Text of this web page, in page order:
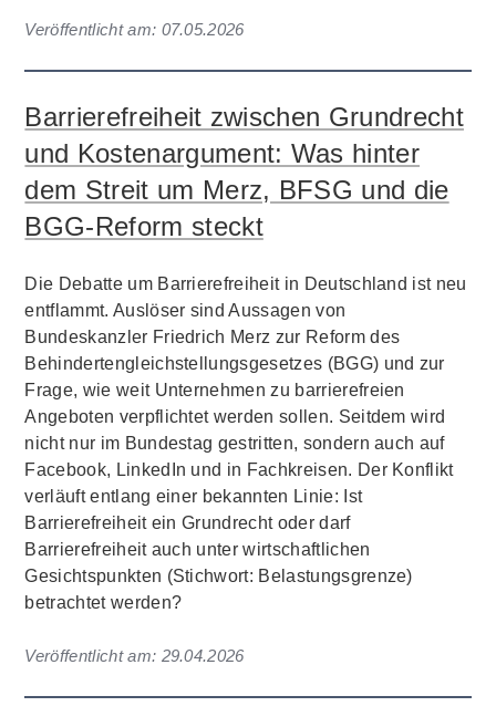
Veröffentlicht am: 07.05.2026
Barrierefreiheit zwischen Grundrecht
und Kostenargument: Was hinter
dem Streit um Merz, BFSG und die
BGG-Reform steckt
Die Debatte um Barrierefreiheit in Deutschland ist neu
entflammt. Auslöser sind Aussagen von
Bundeskanzler Friedrich Merz zur Reform des
Behindertengleichstellungsgesetzes (BGG) und zur
Frage, wie weit Unternehmen zu barrierefreien
Angeboten verpflichtet werden sollen. Seitdem wird
nicht nur im Bundestag gestritten, sondern auch auf
Facebook, LinkedIn und in Fachkreisen. Der Konflikt
verläuft entlang einer bekannten Linie: Ist
Barrierefreiheit ein Grundrecht oder darf
Barrierefreiheit auch unter wirtschaftlichen
Gesichtspunkten (Stichwort: Belastungsgrenze)
betrachtet werden?
Veröffentlicht am: 29.04.2026